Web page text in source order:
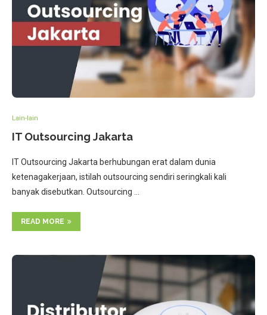
Lain-lain
IT Outsourcing Jakarta
IT Outsourcing Jakarta berhubungan erat dalam dunia
ketenagakerjaan, istilah outsourcing sendiri seringkali kali
banyak disebutkan. Outsourcing …
READ MORE